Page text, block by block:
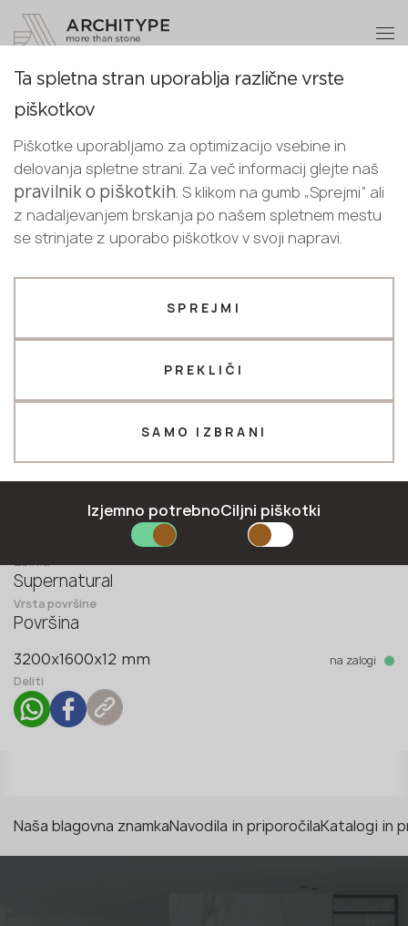
English
Slovenian
+48 22 602 20 22
Postanite partner
Absolute Black
Keralini
Najnovejši Celotno telo
Zbirka
Supernatural
Vrsta površine
Površina
3200x1600x12 mm
na zalogi
Deliti
Naša blagovna znamkaNavodila in priporočilaKatalogi in
Postanite
partner
Pošljite nam svoje podatke ali nas
pokličite
+48 22 602 20 22
Vaš poslovni profil
Pravilnik o zasebnosti
Hvala!
naši strokovnjaki vas bodo v kratkem
kontaktirali
Ta spletna stran uporablja različne vrste
piškotkov
Piškotke uporabljamo za optimizacijo vsebine in
delovanja spletne strani. Za več informacij glejte naš
pravilnik o piškotkih. S klikom na gumb „Sprejmi“ ali
z nadaljevanjem brskanja po našem spletnem mestu
se strinjate z uporabo piškotkov v svoji napravi.
SAMO IZBRANI
PREKLIČI
SPREJMI
Izjemno potrebnoCiljni piškotki